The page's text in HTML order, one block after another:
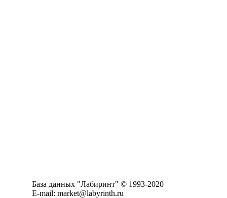
База данных "Лабиринт" © 1993-2020
E-mail: market@labyrinth.ru